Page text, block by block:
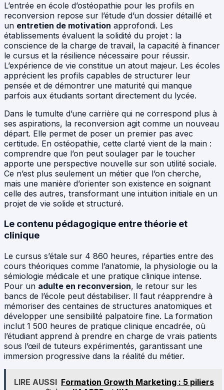
L’entrée en école d’ostéopathie pour les profils en
reconversion repose sur l’étude d’un dossier détaillé et
un entretien de motivation approfondi. Les
établissements évaluent la solidité du projet : la
conscience de la charge de travail, la capacité à financer
le cursus et la résilience nécessaire pour réussir.
L’expérience de vie constitue un atout majeur. Les écoles
apprécient les profils capables de structurer leur
pensée et de démontrer une maturité qui manque
parfois aux étudiants sortant directement du lycée.
Dans le tumulte d’une carrière qui ne correspond plus à
ses aspirations, la reconversion agit comme un nouveau
départ. Elle permet de poser un premier pas avec
certitude. En ostéopathie, cette clarté vient de la main :
comprendre que l’on peut soulager par le toucher
apporte une perspective nouvelle sur son utilité sociale.
Ce n’est plus seulement un métier que l’on cherche,
mais une manière d’orienter son existence en soignant
celle des autres, transformant une intuition initiale en un
projet de vie solide et structuré.
Le contenu pédagogique entre théorie et
clinique
Le cursus s’étale sur 4 860 heures, réparties entre des
cours théoriques comme l’anatomie, la physiologie ou la
sémiologie médicale et une pratique clinique intense.
Pour un adulte en reconversion, le retour sur les
bancs de l’école peut déstabiliser. Il faut réapprendre à
mémoriser des centaines de structures anatomiques et
développer une sensibilité palpatoire fine. La formation
inclut 1 500 heures de pratique clinique encadrée, où
l’étudiant apprend à prendre en charge de vrais patients
sous l’œil de tuteurs expérimentés, garantissant une
immersion progressive dans la réalité du métier.
LIRE AUSSI Formation Growth Marketing : 5 piliers